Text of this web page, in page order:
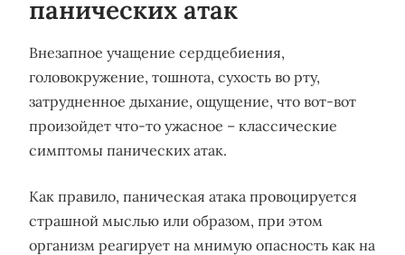
панических атак
Внезапное учащение сердцебиения,
головокружение, тошнота, сухость во рту,
затрудненное дыхание, ощущение, что вот-вот
произойдет что-то ужасное – классические
симптомы панических атак.
Как правило, паническая атака провоцируется
страшной мыслью или образом, при этом
организм реагирует на мнимую опасность как на